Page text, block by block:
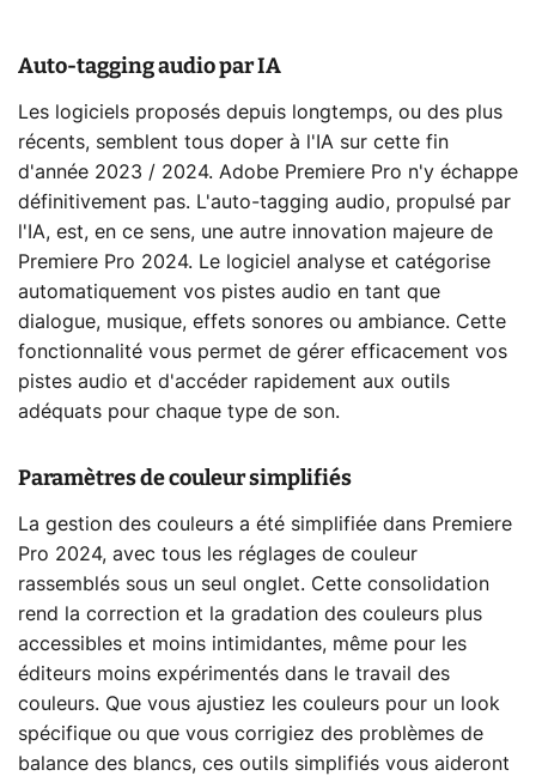
Auto-tagging audio par IA
Les logiciels proposés depuis longtemps, ou des plus
récents, semblent tous doper à l'IA sur cette fin
d'année 2023 / 2024. Adobe Premiere Pro n'y échappe
définitivement pas. L'auto-tagging audio, propulsé par
l'IA, est, en ce sens, une autre innovation majeure de
Premiere Pro 2024. Le logiciel analyse et catégorise
automatiquement vos pistes audio en tant que
dialogue, musique, effets sonores ou ambiance. Cette
fonctionnalité vous permet de gérer efficacement vos
pistes audio et d'accéder rapidement aux outils
adéquats pour chaque type de son.
Paramètres de couleur simplifiés
La gestion des couleurs a été simplifiée dans Premiere
Pro 2024, avec tous les réglages de couleur
rassemblés sous un seul onglet. Cette consolidation
rend la correction et la gradation des couleurs plus
accessibles et moins intimidantes, même pour les
éditeurs moins expérimentés dans le travail des
couleurs. Que vous ajustiez les couleurs pour un look
spécifique ou que vous corrigiez des problèmes de
balance des blancs, ces outils simplifiés vous aideront